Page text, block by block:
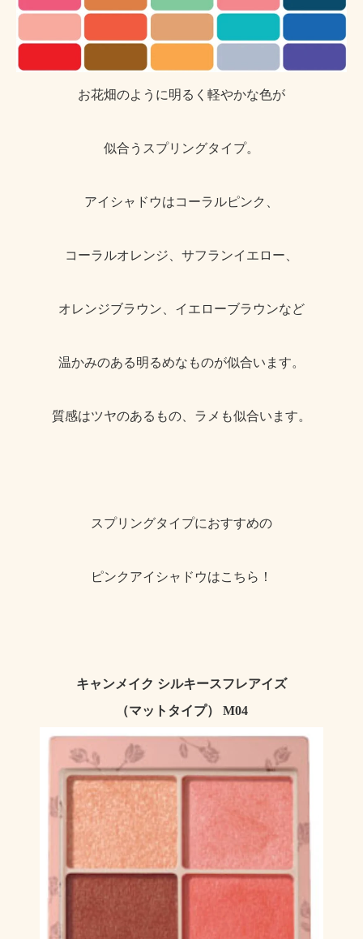
お花畑のように明るく軽やかな色が
似合うスプリングタイプ。
アイシャドウはコーラルピンク、
コーラルオレンジ、サフランイエロー、
オレンジブラウン、イエローブラウンなど
温かみのある明るめなものが似合います。
質感はツヤのあるもの、ラメも似合います。
スプリングタイプにおすすめの
ピンクアイシャドウはこちら！
キャンメイク シルキースフレアイズ
（マットタイプ） M04